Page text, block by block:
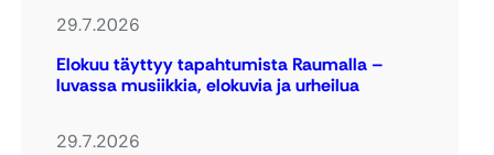
29.7.2026
Elokuu täyttyy tapahtumista Raumalla –
luvassa musiikkia, elokuvia ja urheilua
29.7.2026